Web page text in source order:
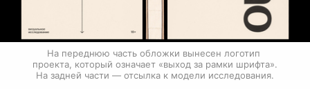
На переднюю часть обложки вынесен логотип
проекта, который означает «выход за рамки шрифта».
На задней части — отсылка к модели исследования.